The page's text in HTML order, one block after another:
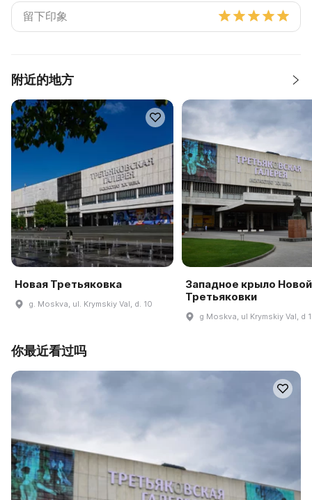
附近的地方
Новая Третьяковка
g. Moskva, ul. Krymskiy Val, d. 10
Западное крыло Новой
Третьяковки
g Moskva, ul Krymskiy Val, d
你最近看过吗